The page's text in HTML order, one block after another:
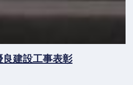
建設工事表彰